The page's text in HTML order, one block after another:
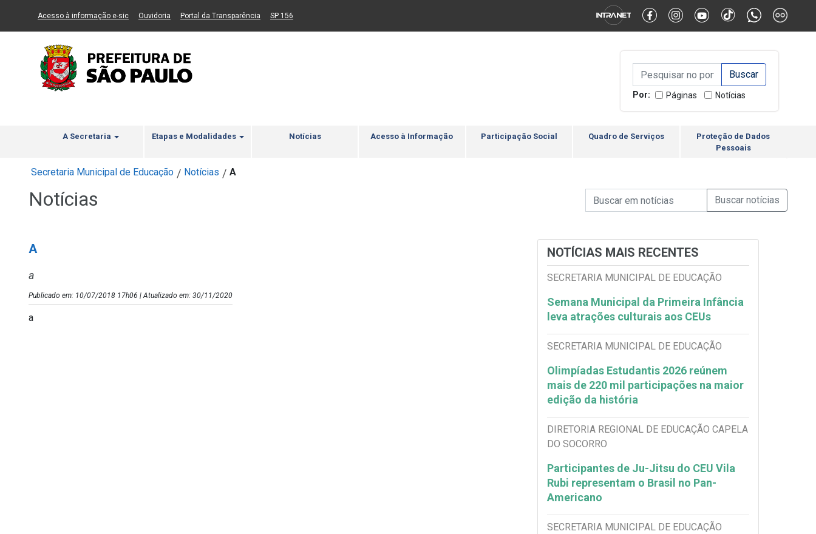
Ir ao Conteúdo Ir para menu principal 2 Ir para busca Ir para rodapé Alternar Alto Contraste Alternar Tamanho da Fonte
Acesso à informação e-sic(Link para um novo sítio)
Ouvidoria (Link para um novo sítio)
Portal da Transparência (Link para um novo sítio)
SP 156
Campo de Busca de
Campo de Busca de informaçõesEnviar a Busca
Por: Páginas Notícias
A Secretaria Etapas e Modalidades Notícias Acesso à Informação Participação Social Quadro de Serviços
Proteção de Dados
Pessoais
Secretaria Municipal de Educação / Notícias / A
Notícias Campo de Busca de Notícias
Campo de Busca de informaçõesEnviar a Busca de
A
a
Publicado em: 10/07/2018 17h06 | Atualizado em: 30/11/2020
a
NOTÍCIAS MAIS RECENTES
SECRETARIA MUNICIPAL DE EDUCAÇÃO
Semana Municipal da Primeira Infância
leva atrações culturais aos CEUs
SECRETARIA MUNICIPAL DE EDUCAÇÃO
Olimpíadas Estudantis 2026 reúnem
mais de 220 mil participações na maior
edição da história
DIRETORIA REGIONAL DE EDUCAÇÃO CAPELA
DO SOCORRO
Participantes de Ju-Jitsu do CEU Vila
Rubi representam o Brasil no Pan-
Americano
SECRETARIA MUNICIPAL DE EDUCAÇÃO